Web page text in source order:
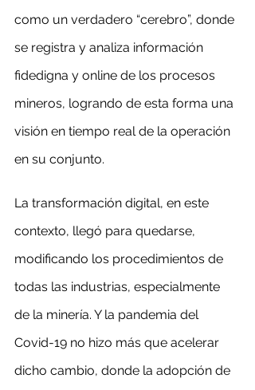
como un verdadero “cerebro”, donde
se registra y analiza información
fidedigna y online de los procesos
mineros, logrando de esta forma una
visión en tiempo real de la operación
en su conjunto.
La transformación digital, en este
contexto, llegó para quedarse,
modificando los procedimientos de
todas las industrias, especialmente
de la minería. Y la pandemia del
Covid-19 no hizo más que acelerar
dicho cambio, donde la adopción de